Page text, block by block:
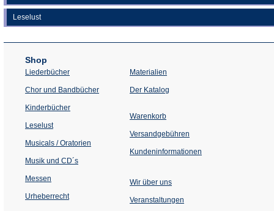
Leselust
Shop
Liederbücher
Chor und Bandbücher
Kinderbücher
Leselust
Musicals / Oratorien
Musik und CD´s
Messen
Urheberrecht
Materialien
Der Katalog
Warenkorb
Versandgebühren
Kundeninformationen
Wir über uns
Veranstaltungen